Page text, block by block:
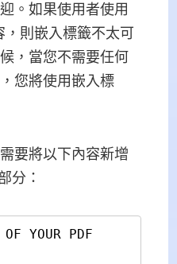
。如果使用者使用
，則嵌入標籤不太可
，當您不需要任何
您將使用嵌入標
要將以下內容新增
分：
YOUR PDF